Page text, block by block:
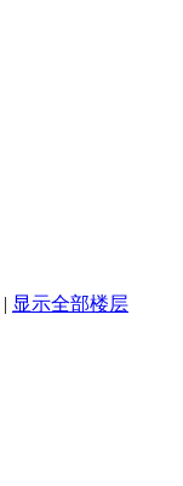
| 显示全部楼层